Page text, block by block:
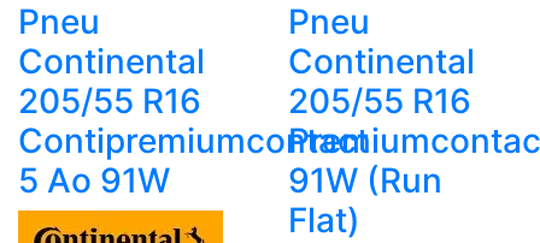
Pneu
Continental
205/55 R16
Contipremiumcontact
5 Ao 91W
Pneu
Continental
205/55 R16
91W (Run
Flat)